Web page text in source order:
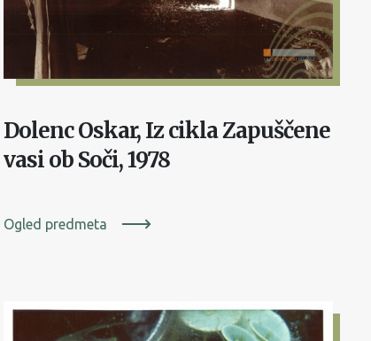
Dolenc Oskar, Iz cikla Zapuščene
vasi ob Soči, 1978
Ogled predmeta